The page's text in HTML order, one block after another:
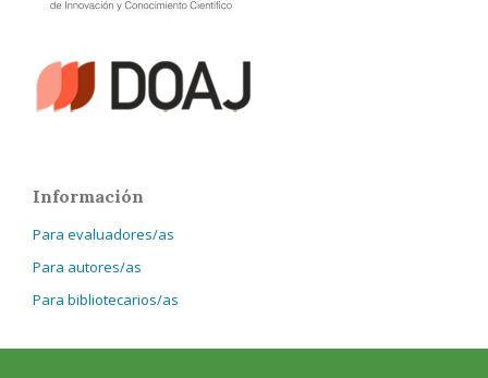
Información
Para evaluadores/as
Para autores/as
Para bibliotecarios/as